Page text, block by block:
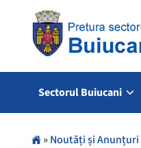
Sectorul Buiucani
»Noutăți și Anunțuri